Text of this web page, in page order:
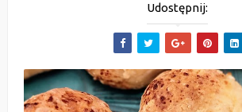
Udostępnij: